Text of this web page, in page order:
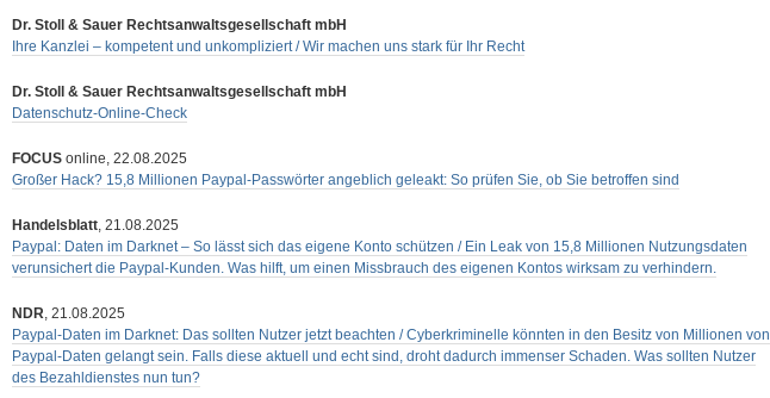
Dr. Stoll & Sauer Rechtsanwaltsgesellschaft mbH
Ihre Kanzlei – kompetent und unkompliziert / Wir machen uns stark für Ihr Recht
Dr. Stoll & Sauer Rechtsanwaltsgesellschaft mbH
Datenschutz-Online-Check
FOCUS online, 22.08.2025
Großer Hack? 15,8 Millionen Paypal-Passwörter angeblich geleakt: So prüfen Sie, ob Sie betroffen sind
Handelsblatt, 21.08.2025
Paypal: Daten im Darknet – So lässt sich das eigene Konto schützen / Ein Leak von 15,8 Millionen Nutzungsdaten
verunsichert die Paypal-Kunden. Was hilft, um einen Missbrauch des eigenen Kontos wirksam zu verhindern.
NDR, 21.08.2025
Paypal-Daten im Darknet: Das sollten Nutzer jetzt beachten / Cyberkriminelle könnten in den Besitz von Millionen von
Paypal-Daten gelangt sein. Falls diese aktuell und echt sind, droht dadurch immenser Schaden. Was sollten Nutzer
des Bezahldienstes nun tun?